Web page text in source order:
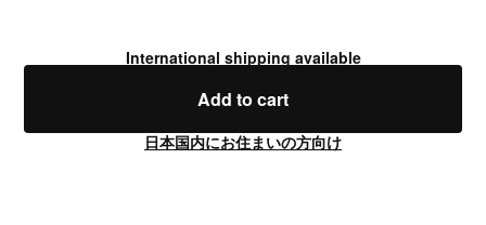
International shipping available
Add to cart
日本国内にお住まいの方向け